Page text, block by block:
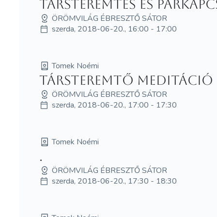
Társteremtés és
ÖRÖMVILÁG ÉBRESZTŐ SÁTOR
szerda, 2018-06-20., 16:00 - 17:00
Tomek Noémi
Társteremtő meditáció
ÖRÖMVILÁG ÉBRESZTŐ SÁTOR
szerda, 2018-06-20., 17:00 - 17:30
Tomek Noémi
.
ÖRÖMVILÁG ÉBRESZTŐ SÁTOR
szerda, 2018-06-20., 17:30 - 18:30